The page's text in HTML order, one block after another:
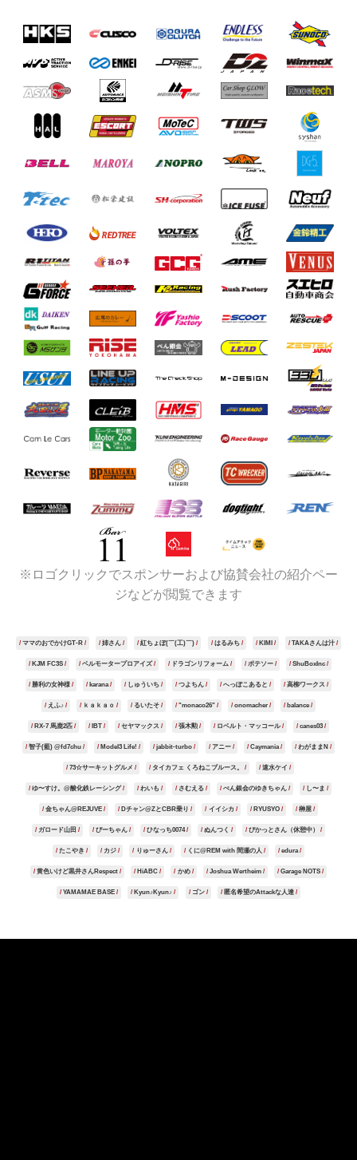
※ロゴクリックでスポンサーおよび協賛会社の紹介ペー
ジなどが閲覧できます
ママのおでかけGT-R 姉さん 紅ちょぼ(￣(工)￣) はるみち KIMI TAKAさんは汁
KJM FC3S ベルモータープロアイズ ドラゴンリフォーム ポテソー ShuBoxInc
勝利の女神様 karana しゅういち つよちん へっぽこあると 高柳ワークス
えふ♪ ｋａｋａｏ るいたそ "monaco26" onomacher balance
RX-7 馬鹿2匹 IBT セヤマックス 張木勲 ロベルト・マッコール canes03
智子(藍) @fd7chu Model3 Life! jabbit-turbo アニー Caymania わがままN
73☆サーキットグルメ タイカフェ くろねこブルース。 速水ケイ
ゆ〜すけ。@酸化鉄レーシング わいも さむえる ぺん銀会のゆきちゃん し〜ま
金ちゃん@REJUVE Dチャン@ZとCBR乗り イイシカ RYUSYO 榊屋
ガロード山田 ぴーちゃん ひなっち0074 ぬんつく ぴかっとさん（休憩中）
たこやき カジ りゅーさん くに@REM with 間瀬の人 edura
黄色いけど黒井さんRespect HiABC かめ Joshua Wertheim Garage NOTS
YAMAMAE BASE Kyun♪Kyun♪ ゴン 匿名希望のAttackな人達